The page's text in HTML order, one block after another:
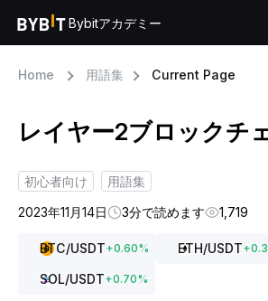
Bybitアカデミー
Home 用語集 Current Page
レイヤー2ブロックチ
初心者向け
用語集
2023年11月14日
3分で読めます 1,719
BTC/USDT+0.60% ETH/USDT+
SOL/USDT+0.70%